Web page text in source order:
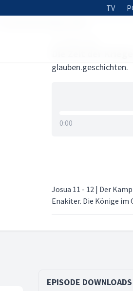
TV
glauben.geschichten.
0:00
Josua 11 - 12 | Der
Enakiter. Die Könige im
EPISODE DOWNLOADS